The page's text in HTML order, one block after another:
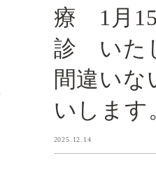
療 1月
診 いた
間違いな
いします
2025.12.14